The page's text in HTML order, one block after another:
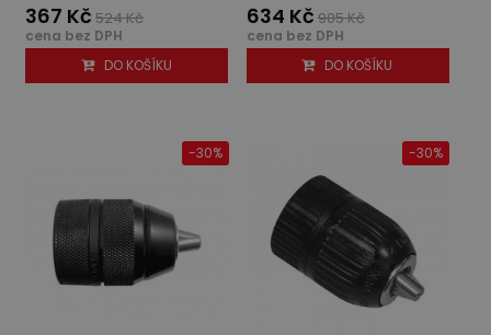
367 Kč 524 Kč
cena bez DPH
DO KOŠÍKU
634 Kč 905 Kč
cena bez DPH
DO KOŠÍKU
-30% -30%